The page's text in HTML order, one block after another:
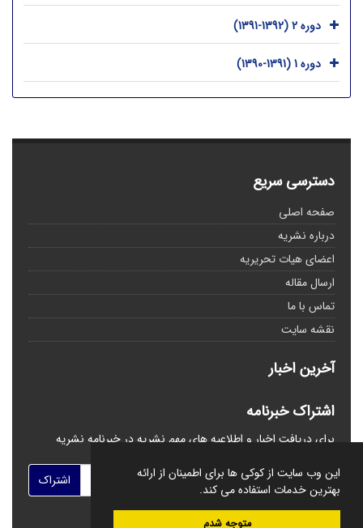
این وب سایت از کوکی ها برای اطمینان از ارائه
بهترین خدمات استفاده می کند.
متوجه شدم
دوره 2 (1392-1391)
دوره 1 (1391-1390)
دسترسی سریع
صفحه اصلی
درباره نشریه
اعضای هیات تحریریه
ارسال مقاله
تماس با ما
نقشه سایت
آخرین اخبار
اشتراک خبرنامه
برای دریافت اخبار و اطلاعیه های مهم نشریه در خبرنامه نشریه
اشتراک